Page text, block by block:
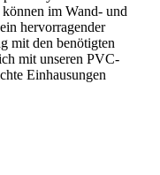
im Wand- und
hervorragender
mit den benötigten
mit unseren PVC-
Einhausungen